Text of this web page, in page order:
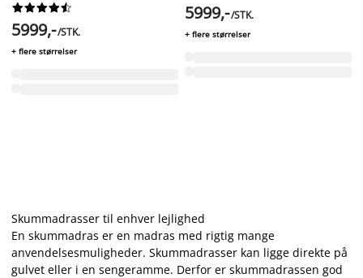






5999,-/STK.
+ flere størrelser
5999,-/STK.
+ flere størrelser
Skummadrasser til enhver lejlighed
En skummadras er en madras med rigtig mange
anvendelsesmuligheder. Skummadrasser kan ligge direkte på
gulvet eller i en sengeramme. Derfor er skummadrassen god